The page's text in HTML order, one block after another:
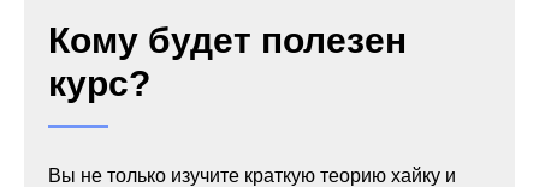
Кому будет полезен
курс?
Вы не только изучите краткую теорию хайку и